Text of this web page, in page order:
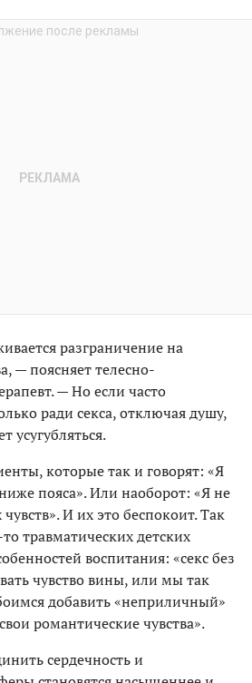
разграничение на
— поясняет телесно-
— Но если часто
ради секса, отключая душу,
усугубляться.
которые так и говорят: «Я
пояса». Или наоборот: «Я не
И их это беспокоит. Так
травматических детских
воспитания: «секс без
чувство вины, или мы так
добавить «неприличный»
романтические чувства».
сердечность и